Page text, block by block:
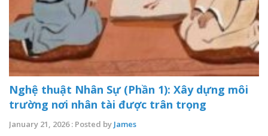
Nghệ thuật Nhân Sự (Phần 1): Xây dựng môi
trường nơi nhân tài được trân trọng
January 21, 2026 : Posted by James